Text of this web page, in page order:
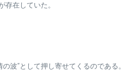
存在していた。
波”として押し寄せてくるのである。